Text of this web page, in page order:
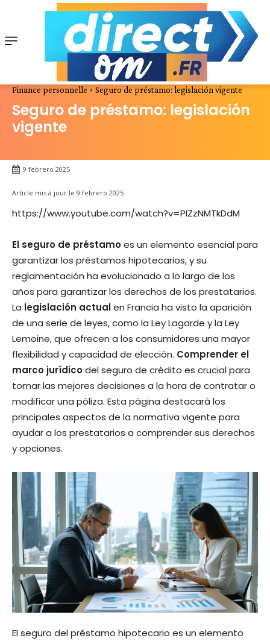
Finance personnelle Seguro de préstamo: legislación vigente
Seguro de préstamo: legislación
vigente
9 febrero 2025
Article mis à jour le 9 febrero 2025
https://www.youtube.com/watch?v=PIZzNMTkDdM
El seguro de préstamoes un elemento esencial para
garantizar los préstamos hipotecarios, y su
reglamentación ha evolucionado a lo largo de los
años para garantizar los derechos de los prestatarios.
La legislación actualen Francia ha visto la aparición
de una serie de leyes, como la Ley Lagarde y la Ley
Lemoine, que ofrecen a los consumidores una mayor
flexibilidad y capacidad de elección. Comprender el
marco jurídicodel seguro de crédito es crucial para
tomar las mejores decisiones a la hora de contratar o
modificar una póliza. Esta página destacará los
principales aspectos de la normativa vigente para
ayudar a los prestatarios a comprender sus derechos
y opciones.
El seguro del préstamo hipotecario es un elemento